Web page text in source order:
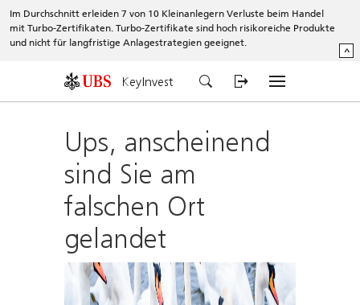
Im Durchschnitt erleiden 7 von 10 Kleinanlegern Verluste beim Handel
mit Turbo-Zertifikaten. Turbo-Zertifikate sind hoch risikoreiche Produkte
und nicht für langfristige Anlagestrategien geeignet.
^
KeyInvest
Ups, anscheinend
sind Sie am
falschen Ort
gelandet